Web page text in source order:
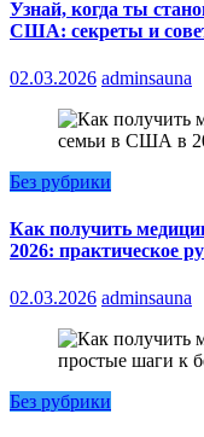
Узнай, когда ты
США: секреты и
02.03.2026 adminsauna
Без рубрики
Как получить
2026: практическое
02.03.2026 adminsauna
Без рубрики